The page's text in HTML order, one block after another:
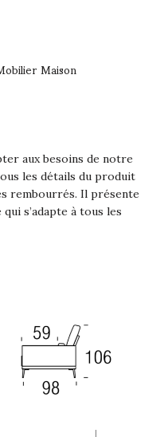
aux besoins de notre
les détails du produit
rembourrés. Il présente
s’adapte à tous les
Maison